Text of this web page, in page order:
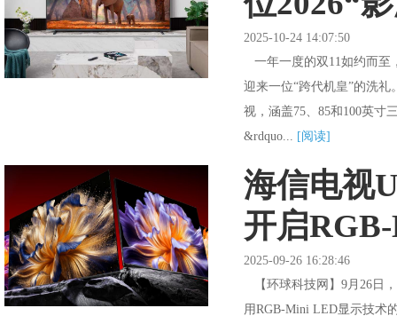
2025-10-24 14:07:50
一年一度的双11如约而至
迎来一位“跨代机皇”的洗礼
视，涵盖75、85和100英寸
&rdquo... [阅读]
海信电视
开启
2025-09-26 16:28:46
【环球科技网】9月26日
用RGB-Mini LED显示技术